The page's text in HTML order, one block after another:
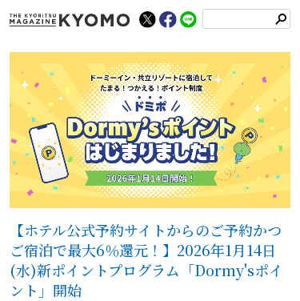
【ホテル公式予約サイトからのご予約かつ
ご宿泊で最大6％還元！】2026年1月14日
(水)新ポイントプログラム「Dormy'sポイ
ント」開始